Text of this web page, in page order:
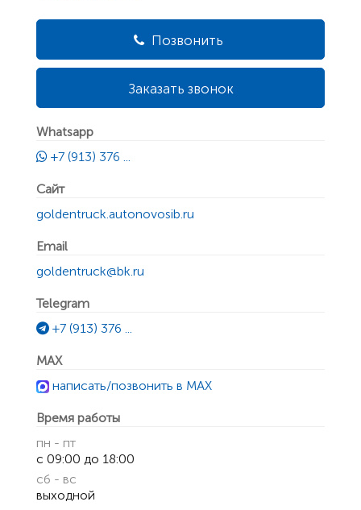
Позвонить
Заказать звонок
Whatsapp
+7 (913) 376 ...
Сайт
goldentruck.autonovosib.ru
Email
goldentruck@bk.ru
Telegram
+7 (913) 376 ...
MAX
написать/позвонить в MAX
Время работы
пн - пт
с 09:00 до 18:00
сб - вс
выходной